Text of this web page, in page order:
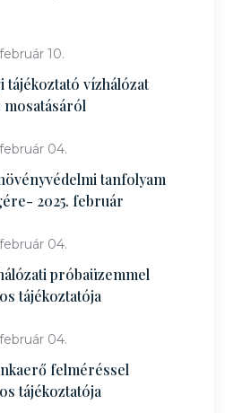
10.
tájékoztató vízhálózat
mosatásáról
04.
tanfolyam
2025. február
04.
próbaüzemmel
tájékoztatója
04.
felméréssel
tájékoztatója